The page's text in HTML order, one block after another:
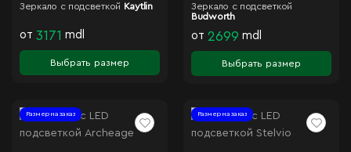
Зеркало с подсветкой Kaytlin
от 3171 mdl
Выбрать размер
Зеркало с подсветкой
Budworth
от 2699 mdl
Выбрать размер
Размер на заказ Размер на заказ